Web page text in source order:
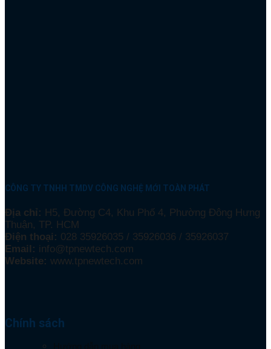
CÔNG TY TNHH TMDV CÔNG NGHỆ MỚI TOÀN PHÁT
Địa chỉ: H5, Đường C4, Khu Phố 4, Phường Đông Hưng
Thuận, TP. HCM
Điện thoại: 028 35926035 / 35926036 / 35926037
Email: info@tpnewtech.com
Website: www.tpnewtech.com
Chính sách